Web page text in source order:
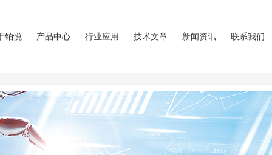
铂悦 产品中心 行业应用 技术文章 新闻资讯 联系我们